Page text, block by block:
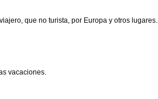
que no turista, por Europa y otros lugares.
vacaciones.